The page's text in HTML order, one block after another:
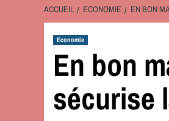
ACCUEIL ECONOMIE EN BON
Economie
En bon
sécurise